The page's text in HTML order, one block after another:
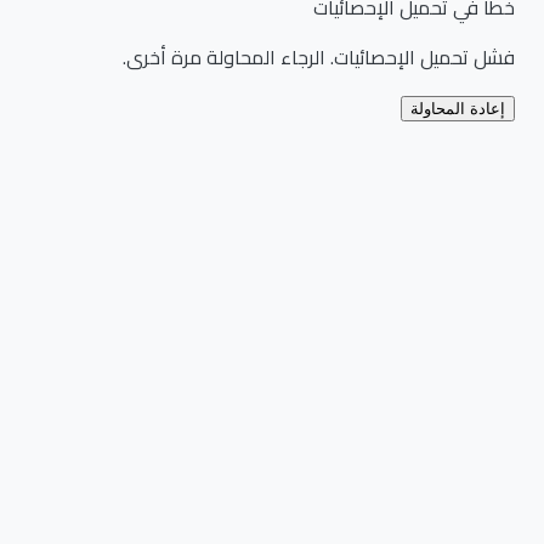
فشل تحميل الإحصائيات. الرجاء المحاولة مرة أخرى.
إعادة المحاولة